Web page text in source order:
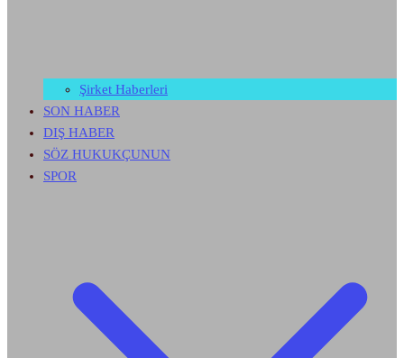
Şirket Haberleri
SON HABER
DIŞ HABER
SÖZ HUKUKÇUNUN
SPOR